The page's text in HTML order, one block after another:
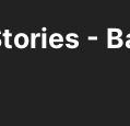
-